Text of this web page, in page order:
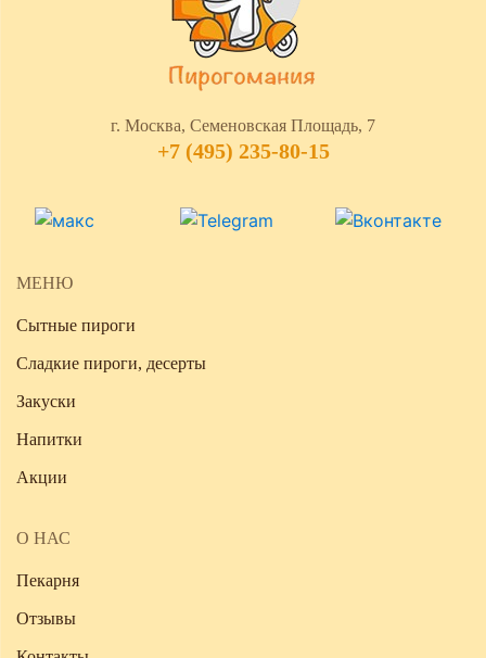
г. Москва, Семеновская Площадь, 7
+7 (495) 235-80-15
МЕНЮ
Сытные пироги
Сладкие пироги, десерты
Закуски
Напитки
Акции
О НАС
Пекарня
Отзывы